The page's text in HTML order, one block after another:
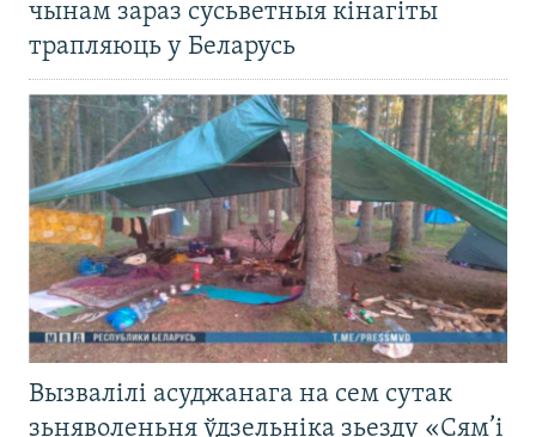
чынам зараз сусьветныя кінагіты
трапляюць у Беларусь
Вызвалілі асуджанага на сем сутак
зьняволеньня ўдзельніка зьезду «Сям’і